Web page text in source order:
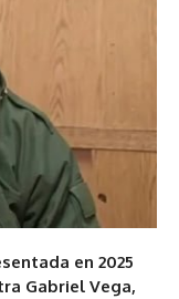
en 2025
Gabriel Vega,